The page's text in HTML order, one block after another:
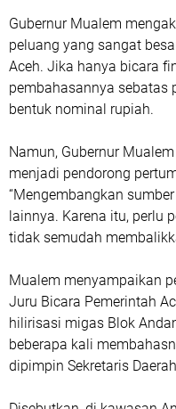
Gubernur Mualem
peluang yang sangat
Aceh. Jika hanya bicara
pembahasannya sebatas
bentuk nominal rupiah.
Namun, Gubernur
menjadi pendorong
“Mengembangkan
lainnya. Karena itu, perlu
tidak semudah
Mualem menyampaikan
Juru Bicara Pemerintah
hilirisasi migas Blok
beberapa kali
dipimpin Sekretaris